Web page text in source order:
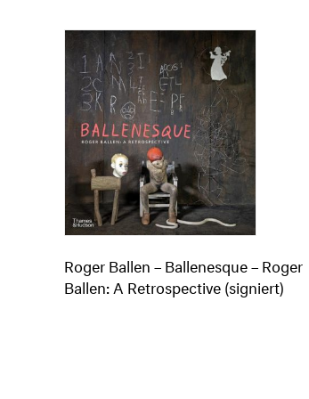
Roger Ballen – Ballenesque – Roger
Ballen: A Retrospective (signiert)